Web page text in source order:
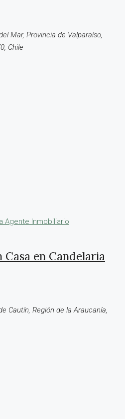
Mar, Provincia de Valparaíso,
Chile
en Candelaria
Cautín, Región de la Araucanía,